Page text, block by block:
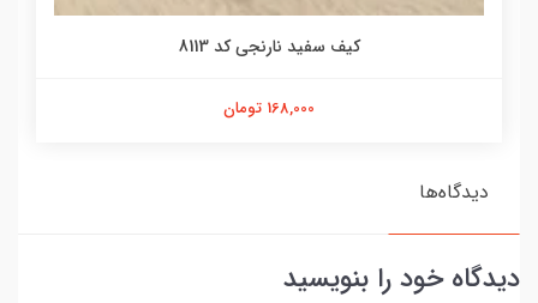
کیف سفید نارنجی کد 8113
168,000 تومان
دیدگاه‌ها
دیدگاه خود را بنویسید